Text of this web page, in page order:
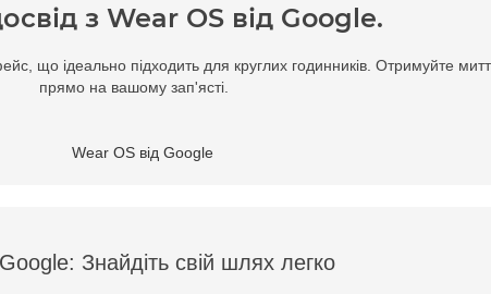
з Wear OS від Google.
що ідеально підходить для круглих годинників. Отримуйте
прямо на вашому зап'ясті.
Знайдіть свій шлях легко